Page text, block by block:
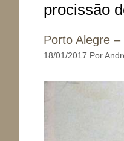
procissão
Porto Alegre
18/01/2017 Por